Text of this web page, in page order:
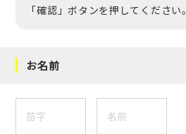
「確認」ボタンを押してください。
お名前